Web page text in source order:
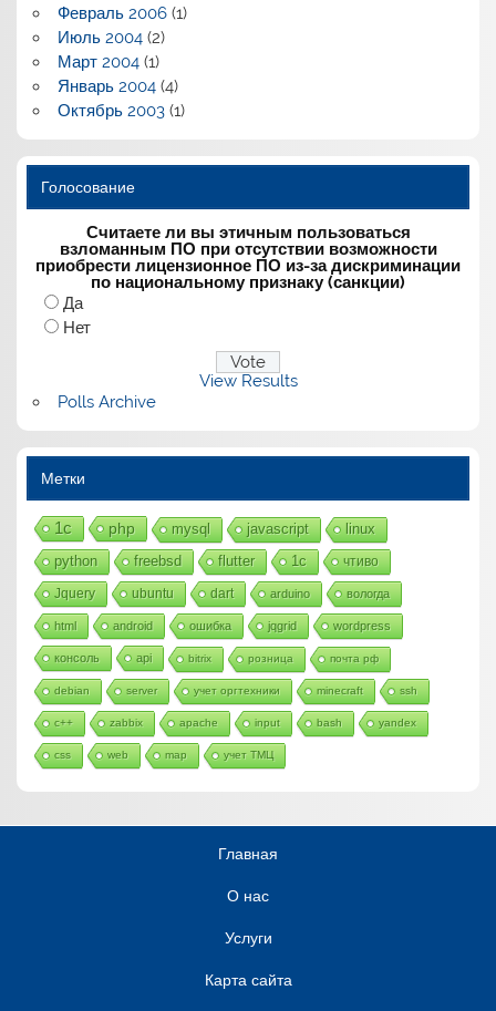
Февраль 2006(1)
Июль 2004(2)
Март 2004(1)
Январь 2004(4)
Октябрь 2003(1)
Голосование
Считаете ли вы этичным пользоваться
взломанным ПО при отсутствии возможности
приобрести лицензионное ПО из-за дискриминации
по национальному признаку (санкции)
Да
Нет
View Results
Polls Archive
Метки
1с php mysql javascript linux
python freebsd flutter 1c чтиво
Jquery ubuntu dart arduino вологда
html android ошибка jqgrid wordpress
консоль api bitrix розница почта рф
debian server учет оргтехники minecraft ssh
c++ zabbix apache input bash yandex
css web map учет ТМЦ
Главная
О нас
Услуги
Карта сайта